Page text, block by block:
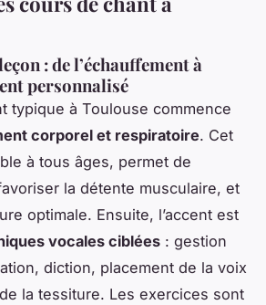
: de l’échauffement à
personnalisé
typique à Toulouse commence
corporel et respiratoire. Cet
à tous âges, permet de
la détente musculaire, et
optimale. Ensuite, l’accent est
vocales ciblées : gestion
diction, placement de la voix
la tessiture. Les exercices sont